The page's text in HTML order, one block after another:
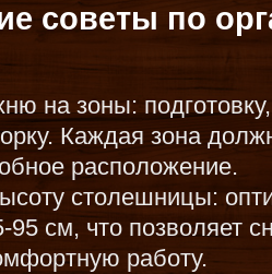
советы по
на зоны:
Каждая зона
расположение.
столешницы:
95 см, что позволяет
работу.